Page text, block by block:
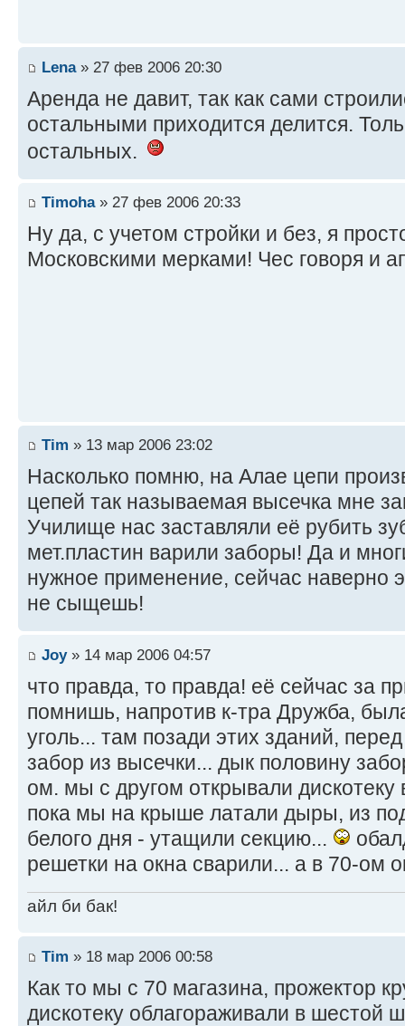
Lena» 27 фев 2006 20:30
Аренда не давит, так как сами
остальными приходится делится.
остальных.
Timoha» 27 фев 2006 20:33
Ну да, с учетом стройки и без, я
Московскими мерками! Чес говоря и
Tim » 13 мар 2006 23:02
Насколько помню, на Алае цепи
цепей так называемая высечка мне
Училище нас заставляли её рубить
мет.пластин варили заборы! Да и
нужное применение, сейчас наверно
не сыщешь!
Joy» 14 мар 2006 04:57
что правда, то правда! её сейчас за
помнишь, напротив к-тра Дружба,
уголь... там позади этих зданий,
забор из высечки... дык половину
ом. мы с другом открывали дискотеку
пока мы на крыше латали дыры, из
белого дня - утащили секцию...
решетки на окна сварили... а в 70-ом
айл би бак!
Tim » 18 мар 2006 00:58
Как то мы с 70 магазина, прожектор
дискотеку облагораживали в шестой